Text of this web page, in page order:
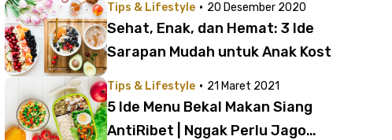
Tips & Lifestyle · 20 Desember 2020
Sehat, Enak, dan Hemat: 3 Ide
Sarapan Mudah untuk Anak Kost
Tips & Lifestyle · 21 Maret 2021
5 Ide Menu Bekal Makan Siang
AntiRibet | Nggak Perlu Jago